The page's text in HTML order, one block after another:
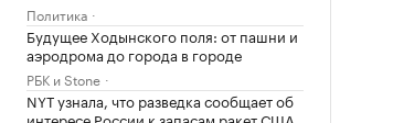
Политика
Будущее Ходынского поля: от пашни и
аэродрома до города в городе
РБК и Stone
NYT узнала, что разведка сообщает об
интересе России к запасам ракет США